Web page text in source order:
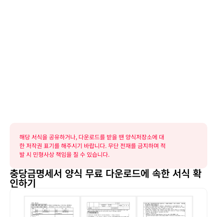
해당 서식을 공유하거나, 다운로드를 받을 땐 양식저장소에 대
한 저작권 표기를 해주시기 바랍니다. 무단 전재를 금지하며 적
발 시 민형사상 책임을 질 수 있습니다.
충당금명세서 양식 무료 다운로드에 속한 서식 확
인하기